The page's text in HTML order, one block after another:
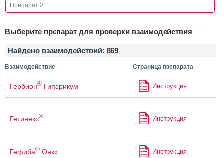
Выберите препарат для проверки взаимодействия
Найдено взаимодействий: 869
Взаимодействие Страница препарата
Гербион® Гиперикум Инструкция
Гетинекс® Инструкция
Гефиба® Онко Инструкция